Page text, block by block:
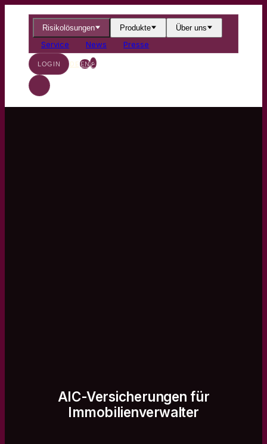
Risikolösungen Produkte Über uns
Service News Presse
LOGIN DEENع
AIC-Versicherungen für
Immobilienverwalter